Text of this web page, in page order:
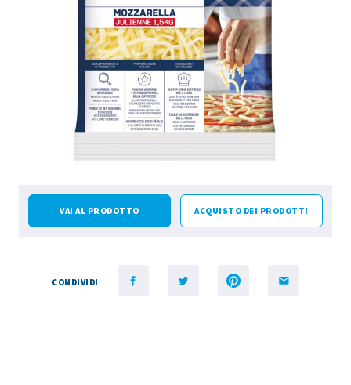
VAI AL PRODOTTO ACQUISTO DEI PRODOTTI
CONDIVIDI